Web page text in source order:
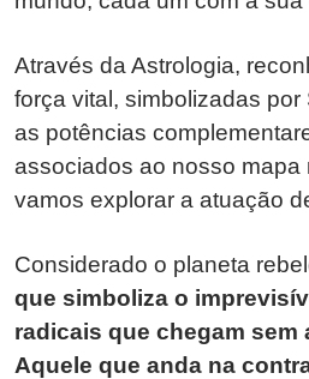
Através da Astrologia,
força vital, simbolizadas por
as potências
associados ao nosso mapa
vamos explorar a atuação
Considerado o planeta
que simboliza o
radicais que chegam sem
Aquele que anda na